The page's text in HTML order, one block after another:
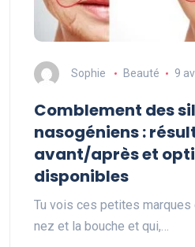
Sophie Beauté 9
Comblement des
nasogéniens :
avant/après et
disponibles
Tu vois ces petites
nez et la bouche et qui,…